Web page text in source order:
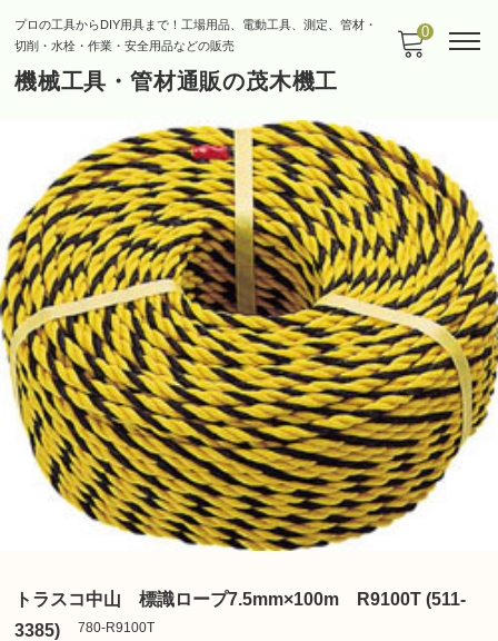
プロの工具からDIY用具まで！工場用品、電動工具、測定、管材・
切削・水栓・作業・安全用品などの販売
機械工具・管材通販の茂木機工
0
トラスコ中山 標識ロープ7.5mm×100m R9100T (511-
3385)
780-R9100T